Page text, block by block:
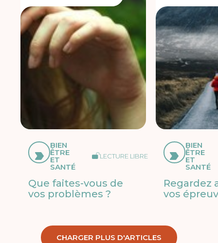
BIEN
ÊTRE
ET
SANTÉ
LECTURE LIBRE
Que faites-vous de
vos problèmes ?
BIEN
ÊTRE
ET
SANTÉ
Regardez
vos
CHARGER PLUS D'ARTICLES